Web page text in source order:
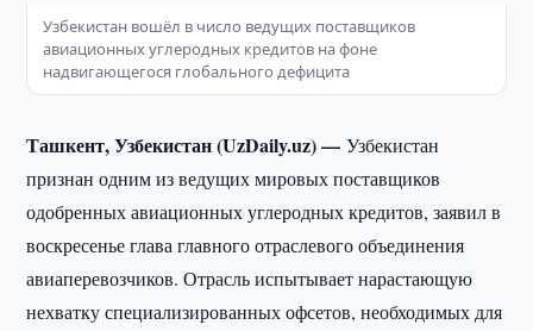
Узбекистан вошёл в число ведущих поставщиков
авиационных углеродных кредитов на фоне
надвигающегося глобального дефицита
Ташкент, Узбекистан (UzDaily.uz) —Узбекистан
признан одним из ведущих мировых поставщиков
одобренных авиационных углеродных кредитов, заявил в
воскресенье глава главного отраслевого объединения
авиаперевозчиков. Отрасль испытывает нарастающую
нехватку специализированных офсетов, необходимых для